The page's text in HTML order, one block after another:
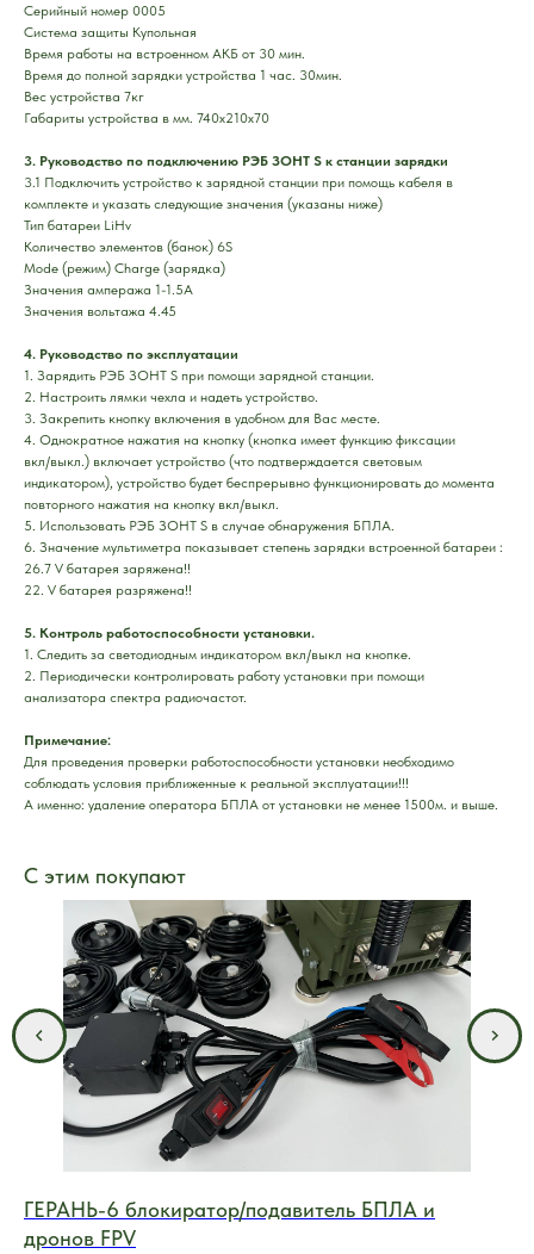
Серийный номер 0005
Система защиты Купольная
Время работы на встроенном АКБ от 30 мин.
Время до полной зарядки устройства 1 час. 30мин.
Вес устройства 7кг
Габариты устройства в мм. 740х210х70
3. Руководство по подключению РЭБ ЗОНТ S к станции зарядки
3.1 Подключить устройство к зарядной станции при помощь кабеля в
комплекте и указать следующие значения (указаны ниже)
Тип батареи LiHv
Количество элементов (банок) 6S
Mode (режим) Charge (зарядка)
Значения ампеража 1-1.5A
Значения вольтажа 4.45
4. Руководство по эксплуатации
1. Зарядить РЭБ ЗОНТ S при помощи зарядной станции.
2. Настроить лямки чехла и надеть устройство.
3. Закрепить кнопку включения в удобном для Вас месте.
4. Однократное нажатия на кнопку (кнопка имеет функцию фиксации
вкл/выкл.) включает устройство (что подтверждается световым
индикатором), устройство будет беспрерывно функционировать до момента
повторного нажатия на кнопку вкл/выкл.
5. Использовать РЭБ ЗОНТ S в случае обнаружения БПЛА.
6. Значение мультиметра показывает степень зарядки встроенной батареи :
26.7 V батарея заряжена!!
22. V батарея разряжена!!
5. Контроль работоспособности установки.
1. Следить за светодиодным индикатором вкл/выкл на кнопке.
2. Периодически контролировать работу установки при помощи
анализатора спектра радиочастот.
Примечание:
Для проведения проверки работоспособности установки необходимо
соблюдать условия приближенные к реальной эксплуатации!!!
А именно: удаление оператора БПЛА от установки не менее 1500м. и выше.
С этим покупают
ГЕРАНЬ-6 блокиратор/подавитель БПЛА и
дронов FPV